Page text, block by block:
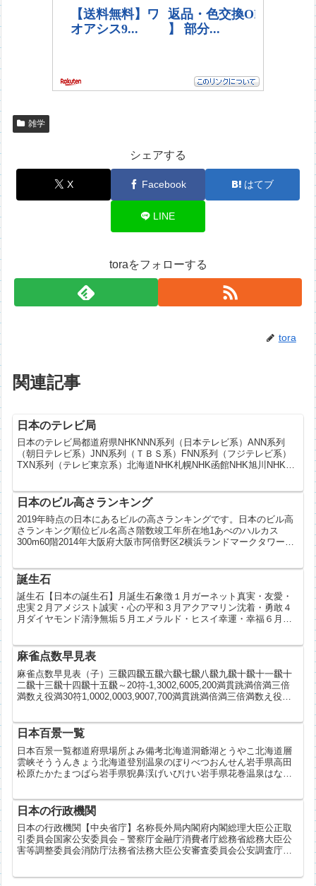
雑学
シェアする
X Facebook はてブ
LINE
toraをフォローする
tora
関連記事
日本のテレビ局
日本のテレビ局都道府県NHKNNN系列（日本テレビ系）ANN系列
（朝日テレビ系）JNN系列（ＴＢＳ系）FNN系列（フジテレビ系）
TXN系列（テレビ東京系）北海道NHK札幌NHK函館NHK旭川NHK帯
日本のビル高さランキング
2019年時点の日本にあるビルの高さランキングです。日本のビル高
さランキング順位ビル名高さ階数竣工年所在地1あべのハルカス
300m60階2014年大阪府大阪市阿倍野区2横浜ランドマークタワー
誕生石
誕生石【日本の誕生石】月誕生石象徴１月ガーネット真実・友愛・
忠実２月アメジスト誠実・心の平和３月アクアマリン沈着・勇敢４
月ダイヤモンド清浄無垢５月エメラルド・ヒスイ幸運・幸福６月真
麻雀点数早見表
麻雀点数早見表（子）三飜四飜五飜六飜七飜八飜九飜十飜十一飜十
二飜十三飜十四飜十五飜～20符-1,3002,6005,200満貫跳満倍満三倍
満数え役満30符1,0002,0003,9007,700満貫跳満倍満三倍満数え役満
日本百景一覧
日本百景一覧都道府県場所よみ備考北海道洞爺湖とうやこ北海道層
雲峡そううんきょう北海道登別温泉のぼりべつおんせん岩手県高田
松原たかたまつばら岩手県猊鼻渓げいびけい岩手県花巻温泉はなま
日本の行政機関
日本の行政機関【中央省庁】名称長外局内閣府内閣総理大臣公正取
引委員会国家公安委員会－警察庁金融庁消費者庁総務省総務大臣公
害等調整委員会消防庁法務省法務大臣公安審査委員会公安調査庁外